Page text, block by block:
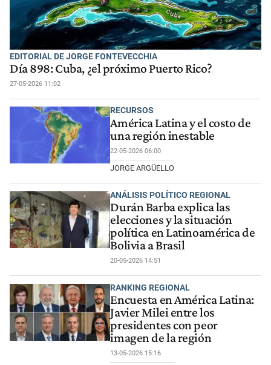
EDITORIAL DE JORGE FONTEVECCHIA
Día 898: Cuba, ¿el próximo Puerto Rico?
27-05-2026 11:02
RECURSOS
América Latina y el costo de
una región inestable
22-05-2026 06:00
JORGE ARGÜELLO
ANÁLISIS POLÍTICO REGIONAL
Durán Barba explica las
elecciones y la situación
política en Latinoamérica de
Bolivia a Brasil
20-05-2026 14:51
RANKING REGIONAL
Encuesta en América Latina:
Javier Milei entre los
presidentes con peor
imagen de la región
13-05-2026 15:16